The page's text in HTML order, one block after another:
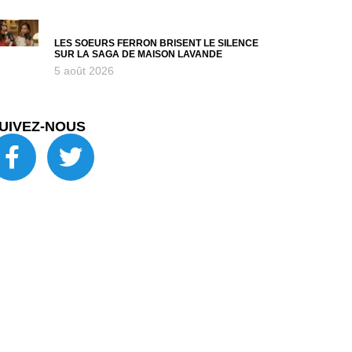
LES SOEURS FERRON BRISENT LE SILENCE
SUR LA SAGA DE MAISON LAVANDE
5 août 2026
NOUS